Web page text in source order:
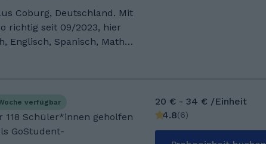
Coburg, Deutschland. Mit
richtig seit 09/2023, hier
Englisch, Spanisch, Mathe-
mache ich das
in
jetzt in
verfügbar
118 Schüler*innen geholfen
GoStudent-
20 € - 34 € /Einheit
4.8(6)